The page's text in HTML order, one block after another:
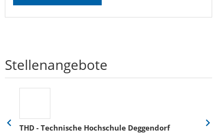
Stellenangebote
THD - Technische Hochschule Deggendorf
Eine
Eine